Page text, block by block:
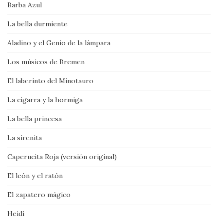
Barba Azul
La bella durmiente
Aladino y el Genio de la lámpara
Los músicos de Bremen
El laberinto del Minotauro
La cigarra y la hormiga
La bella princesa
La sirenita
Caperucita Roja (versión original)
El león y el ratón
El zapatero mágico
Heidi